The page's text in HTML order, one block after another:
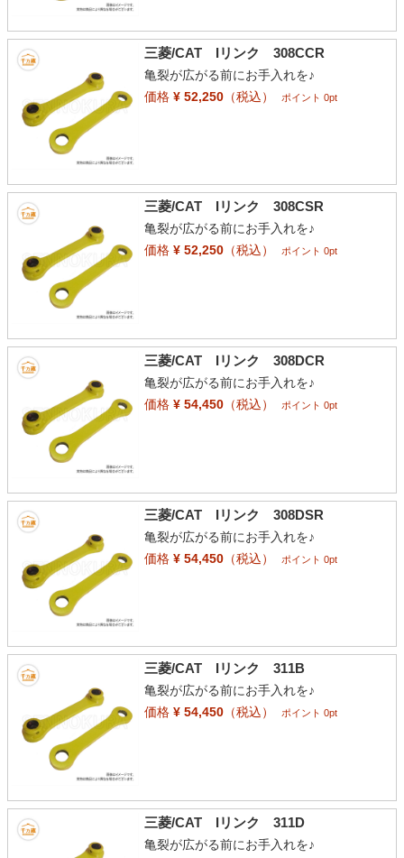
三菱/CAT Iリンク 308CCR
亀裂が広がる前にお手入れを♪
価格¥ 52,250（税込） ポイント 0pt
三菱/CAT Iリンク 308CSR
亀裂が広がる前にお手入れを♪
価格¥ 52,250（税込） ポイント 0pt
三菱/CAT Iリンク 308DCR
亀裂が広がる前にお手入れを♪
価格¥ 54,450（税込） ポイント 0pt
三菱/CAT Iリンク 308DSR
亀裂が広がる前にお手入れを♪
価格¥ 54,450（税込） ポイント 0pt
三菱/CAT Iリンク 311B
亀裂が広がる前にお手入れを♪
価格¥ 54,450（税込） ポイント 0pt
三菱/CAT Iリンク 311D
亀裂が広がる前にお手入れを♪